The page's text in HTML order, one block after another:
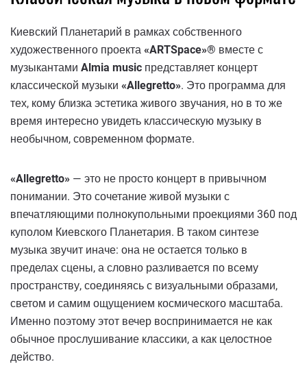
Киевский Планетарий в рамках собственного
художественного проекта «ARTSpace»® вместе с
музыкантами Almia music представляет концерт
классической музыки «Allegretto». Это программа для
тех, кому близка эстетика живого звучания, но в то же
время интересно увидеть классическую музыку в
необычном, современном формате.
«Allegretto» — это не просто концерт в привычном
понимании. Это сочетание живой музыки с
впечатляющими полнокупольными проекциями 360 под
куполом Киевского Планетария. В таком синтезе
музыка звучит иначе: она не остается только в
пределах сцены, а словно разливается по всему
пространству, соединяясь с визуальными образами,
светом и самим ощущением космического масштаба.
Именно поэтому этот вечер воспринимается не как
обычное прослушивание классики, а как целостное
действо.